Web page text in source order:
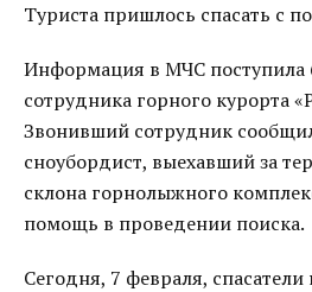
Туриста пришлось спасать с
Информация в МЧС поступила
сотрудника горного курорта
Звонивший сотрудник
сноубордист, выехавший за
склона горнолыжного
помощь в проведении поиска.
Сегодня, 7 февраля, спасатели